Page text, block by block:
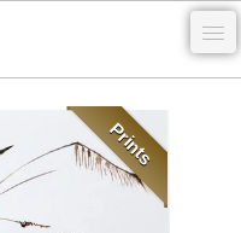
Prints